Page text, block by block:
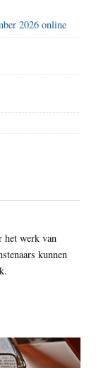
2026 online
het werk van
kunnen